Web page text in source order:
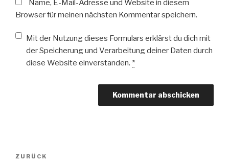
Name, E-Mail-Adresse und Website in diesem
Browser für meinen nächsten Kommentar speichern.
Mit der Nutzung dieses Formulars erklärst du dich mit
der Speicherung und Verarbeitung deiner Daten durch
diese Website einverstanden. *
Beitragsnavigation
Vorheriger
ZURÜCK